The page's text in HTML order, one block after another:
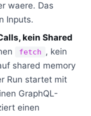
waere. Das
Inputs.
kein Shared
fetch , kein
shared memory
Run startet mit
GraphQL-
einen